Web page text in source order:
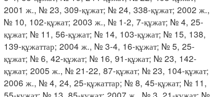
2001 ж., № 23, 309-құжат; № 24, 338-құжат; 2002 ж.,
№ 10, 102-құжат; 2003 ж., № 1-2, 7-құжат; № 4, 25-
құжат; № 11, 56-құжат; № 14, 103-құжат; № 15, 138,
139-құжаттар; 2004 ж., № 3-4, 16-құжат; № 5, 25-
құжат; № 6, 42-құжат; № 16, 91-құжат; № 23, 142-
құжат; 2005 ж., № 21-22, 87-құжат; № 23, 104-құжат;
2006 ж., № 4, 24, 25-құжаттар; № 8, 45-құжат; № 11,